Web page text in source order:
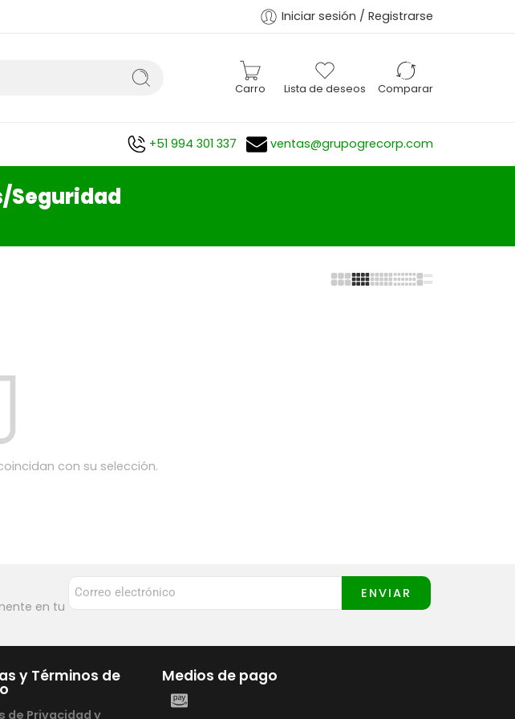
Iniciar sesión / Registrarse
Carro Lista de deseos Comparar
+51 994 301 337 ventas@grupogrecorp.com
Seguridad
con su selección.
en tu
ENVIAR
y Términos de
de Privacidad y
Medios de pago